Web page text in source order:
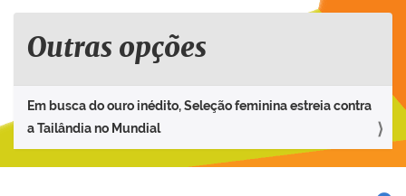
Outras opções
Em busca do ouro inédito, Seleção feminina estreia contra
a Tailândia no Mundial